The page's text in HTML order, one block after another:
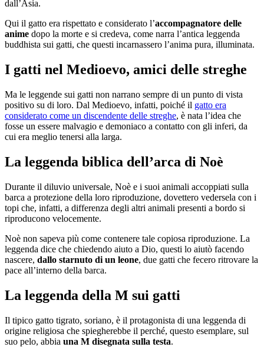
dall’Asia.
Qui il gatto era rispettato e considerato l’accompagnatore delle
anime dopo la morte e si credeva, come narra l’antica leggenda
buddhista sui gatti, che questi incarnassero l’anima pura, illuminata.
I gatti nel Medioevo, amici delle streghe
Ma le leggende sui gatti non narrano sempre di un punto di vista
positivo su di loro. Dal Medioevo, infatti, poiché il gatto era
considerato come un discendente delle streghe, è nata l’idea che
fosse un essere malvagio e demoniaco a contatto con gli inferi, da
cui era meglio tenersi alla larga.
La leggenda biblica dell’arca di Noè
Durante il diluvio universale, Noè e i suoi animali accoppiati sulla
barca a protezione della loro riproduzione, dovettero vedersela con i
topi che, infatti, a differenza degli altri animali presenti a bordo si
riproducono velocemente.
Noè non sapeva più come contenere tale copiosa riproduzione. La
leggenda dice che chiedendo aiuto a Dio, questi lo aiutò facendo
nascere, dallo starnuto di un leone, due gatti che fecero ritrovare la
pace all’interno della barca.
La leggenda della M sui gatti
Il tipico gatto tigrato, soriano, è il protagonista di una leggenda di
origine religiosa che spiegherebbe il perché, questo esemplare, sul
suo pelo, abbia una M disegnata sulla testa.